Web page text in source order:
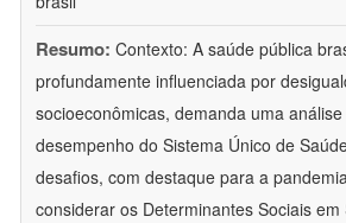
Resumo: Contexto: A saúde pública
profundamente influenciada por
socioeconômicas, demanda uma
desempenho do Sistema Único de
desafios, com destaque para a
considerar os Determinantes Sociais